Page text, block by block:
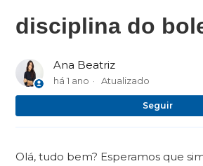
disciplina do
Ana Beatriz
há 1 ano Atualizado
Seguir
Olá, tudo bem? Esperamos que